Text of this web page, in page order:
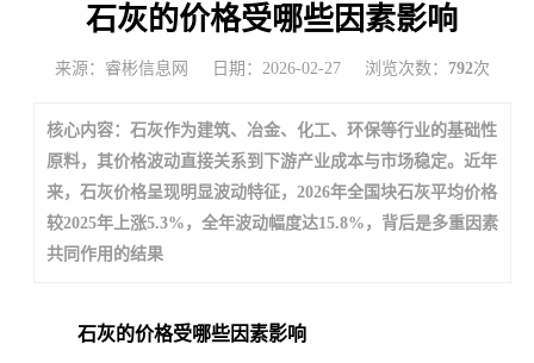
石灰的价格受哪些因素影响
来源：睿彬信息网 日期：2026-02-27 浏览次数： 792次
核心内容：石灰作为建筑、冶金、化工、环保等行业的基础性
原料，其价格波动直接关系到下游产业成本与市场稳定。近年
来，石灰价格呈现明显波动特征，2026年全国块石灰平均价格
较2025年上涨5.3%，全年波动幅度达15.8%，背后是多重因素
共同作用的结果
石灰的价格受哪些因素影响